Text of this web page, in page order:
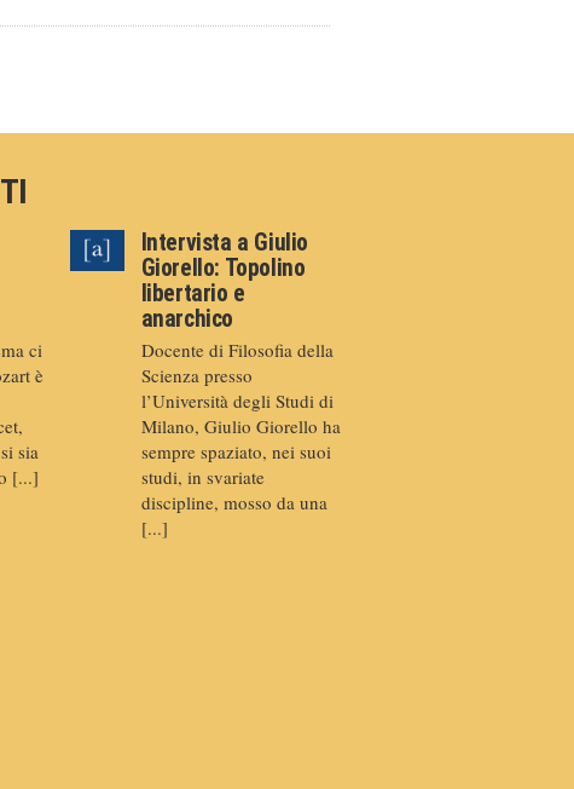
ci
è
sia
[...]
Intervista a Giulio
Giorello: Topolino
libertario e
anarchico
Docente di Filosofia della
Scienza presso
l’Università degli Studi di
Milano, Giulio Giorello ha
sempre spaziato, nei suoi
studi, in svariate
discipline, mosso da una
[...]